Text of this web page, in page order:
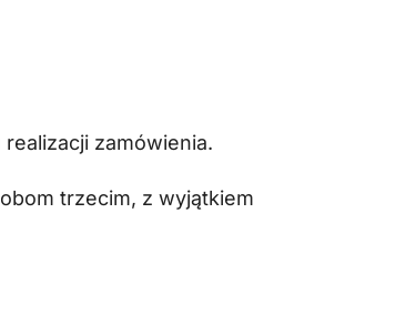
zamówienia.
trzecim, z wyjątkiem